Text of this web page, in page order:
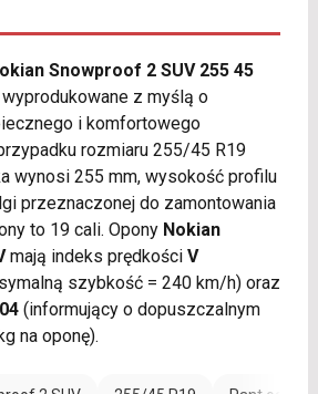
Snowproof 2 SUV 255 45
z myślą o
i komfortowego
rozmiaru 255/45 R19
wynosi 255 mm, wysokość profilu
przeznaczonej do zamontowania
to 19 cali. Opony Nokian
mają indeks prędkości V
szybkość = 240 km/h) oraz
(informujący o dopuszczalnym
na oponę).